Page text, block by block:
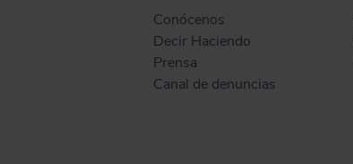
Conócenos
Decir Haciendo
Prensa
Canal de denuncias